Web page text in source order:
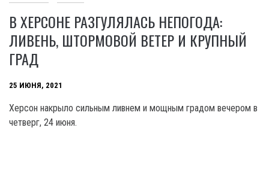
В ХЕРСОНЕ РАЗГУЛЯЛАСЬ НЕПОГОДА:
ЛИВЕНЬ, ШТОРМОВОЙ ВЕТЕР И КРУПНЫЙ
ГРАД
25 ИЮНЯ, 2021
Херсон накрыло сильным ливнем и мощным градом вечером в
четверг, 24 июня.